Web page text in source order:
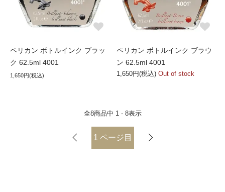
ペリカン ボトルインク ブラッ
ク 62.5ml 4001
1,650円(税込)
ペリカン ボトルインク ブラウ
ン 62.5ml 4001
1,650円(税込) Out of stock
全8商品中 1 - 8表示
1 ページ目